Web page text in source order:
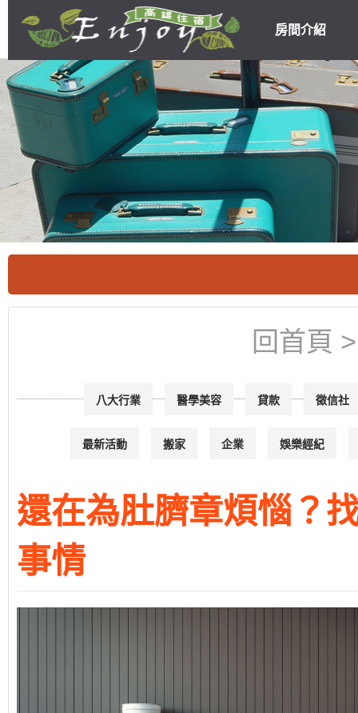
房間介紹
高雄民宿住宿
優惠
回首頁
徵信社
貸款
醫學美容
八大行業
娛樂經紀
企業
搬家
最新活動
還在為肚臍章煩惱？
事情